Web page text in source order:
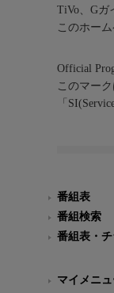
TiVo、Gガ
このホー
Official
このマー
「
番組表
番組検索
番組表・
マイメニ